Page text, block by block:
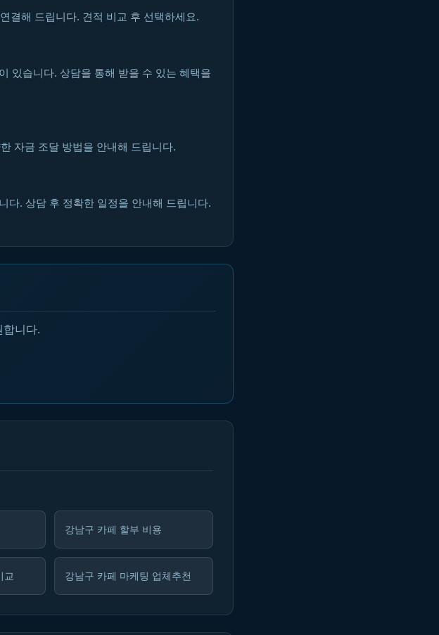
결해 드립니다. 견적 비교 후 선택하세요.
있습니다. 상담을 통해 받을 수 있는 혜택을
자금 조달 방법을 안내해 드립니다.
다. 상담 후 정확한 일정을 안내해 드립니다.
합니다.
강남구 카페 할부 비용
교 강남구 카페 마케팅 업체추천